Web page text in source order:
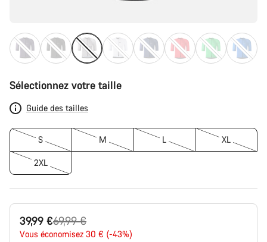
Sélectionnez votre taille
Guide des tailles
S M L XL
2XL
39,99 €
Prix
69,99 €
Vous économisez 30 € (-43%)